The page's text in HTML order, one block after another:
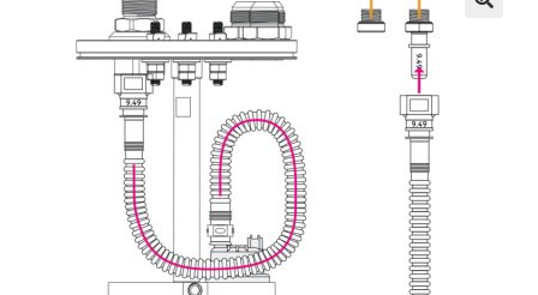
/ Instagram